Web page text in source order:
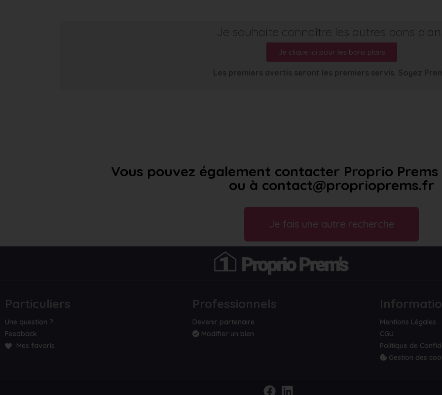
Je souhaite connaître les autres bons
Je clique ici pour les bons plans
Les premiers avertis seront les premiers servis. Soyez
Vous pouvez également contacter Proprio Prems
ou à contact@proprioprems.fr
Je fais une autre recherche
Particuliers
Une question ?
Feedback
Mes favoris
Professionnels
Devenir partenaire
Modifier un bien
Mentions Légales
CGU
Politique de
Gestion des